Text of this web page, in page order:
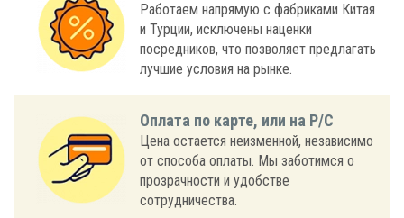
Работаем напрямую с фабриками Китая
и Турции, исключены наценки
посредников, что позволяет предлагать
лучшие условия на рынке.
Оплата по карте, или на Р/С
Цена остается неизменной, независимо
от способа оплаты. Мы заботимся о
прозрачности и удобстве
сотрудничества.